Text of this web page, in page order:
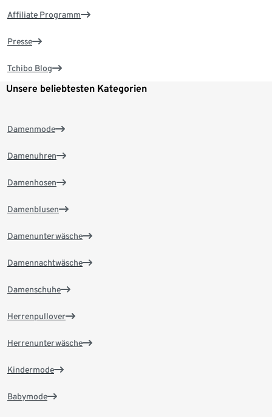
Affiliate Programm
Presse
Tchibo Blog
Unsere beliebtesten Kategorien
Damenmode
Damenuhren
Damenhosen
Damenblusen
Damenunterwäsche
Damennachtwäsche
Damenschuhe
Herrenpullover
Herrenunterwäsche
Kindermode
Babymode